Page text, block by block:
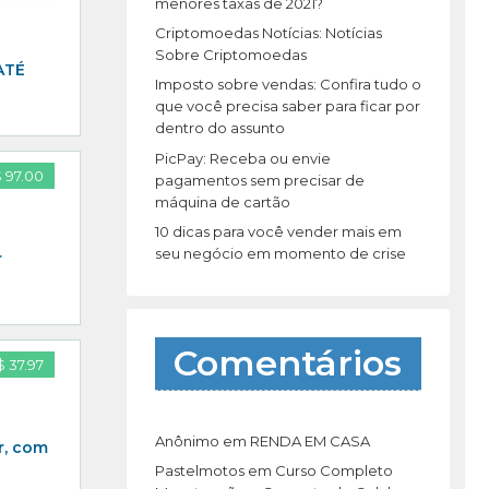
97.00
37.97
com
:
Criptomoedas Notícias: Notícias
Sobre Criptomoedas
Imposto sobre vendas: Confira tudo o
que você precisa saber para ficar por
dentro do assunto
PicPay: Receba ou envie
pagamentos sem precisar de
máquina de cartão
10 dicas para você vender mais em
seu negócio em momento de crise
Comentários
Anônimo em RENDA EM CASA
Pastelmotosem Curso Completo